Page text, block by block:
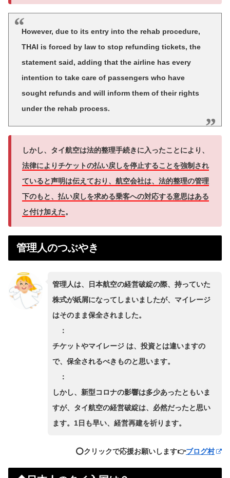
However, due to its entry into the rehab procedure,
THAI is forced by law to stop refunding tickets, the
statement said, adding that the airline has every
intention to take care of passengers who have
sought refunds and will inform them of their rights
under the rehab process.
しかし、タイ航空は法的整理手続きに入ったことにより、
法律によりチケットの払い戻しを停止することを強制され
ていると声明は伝えており、航空会社は、法的整理の管理
下のもと、払い戻しを求める乗客への対応する意思はある
と付け加えた。
管理人のつぶやき
管理人は、日本航空の経営破綻の際、持っていた
株式が紙屑になってしまいましたが、マイレージ
はそのまま保全されました。
：
チケットやマイレージ は、投資とは違いますの
で、保全されるべきものと思います。
：
しかし、新型コロナの影響は多少あったともいま
すが、タイ航空の経営破綻は、必然だったと思い
ます。1日も早い、経営再建を祈ります。
⭕️クリックで応援お願いします👉ブログ村